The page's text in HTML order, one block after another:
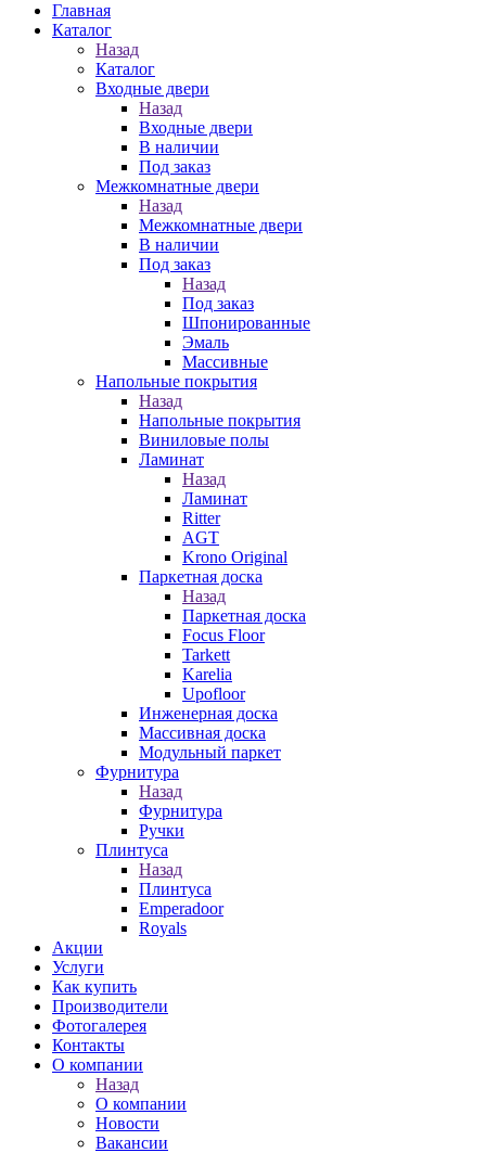
Главная
Каталог
Назад
Каталог
Входные двери
Назад
Входные двери
В наличии
Под заказ
Межкомнатные двери
Назад
Межкомнатные двери
В наличии
Под заказ
Назад
Под заказ
Шпонированные
Эмаль
Массивные
Напольные покрытия
Назад
Напольные покрытия
Виниловые полы
Ламинат
Назад
Ламинат
Ritter
AGT
Krono Original
Паркетная доска
Назад
Паркетная доска
Focus Floor
Tarkett
Karelia
Upofloor
Инженерная доска
Массивная доска
Модульный паркет
Фурнитура
Назад
Фурнитура
Ручки
Плинтуса
Назад
Плинтуса
Emperadoor
Royals
Акции
Услуги
Как купить
Производители
Фотогалерея
Контакты
О компании
Назад
О компании
Новости
Вакансии